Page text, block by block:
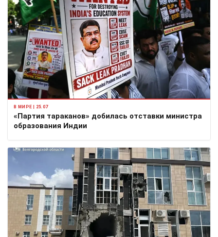
В МИРЕ | 25.07
«Партия тараканов» добилась отставки министра
образования Индии